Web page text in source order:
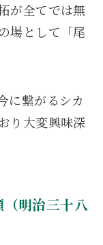
が全てでは無
場として「尾
に繋がるシカ
り大変興味深
明治三十八